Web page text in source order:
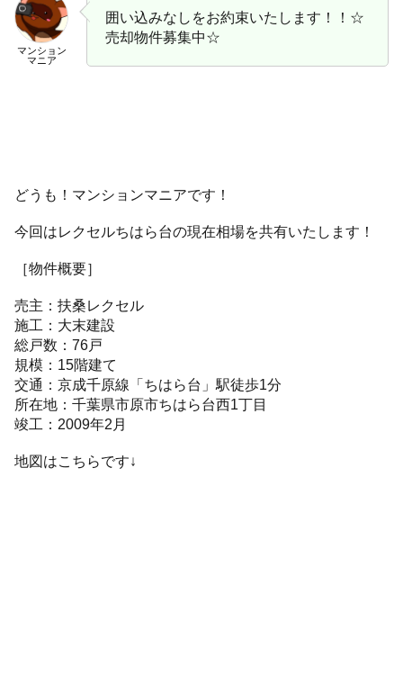
マンション
マニア
囲い込みなしをお約束いたします！！☆
売却物件募集中☆
どうも！マンションマニアです！
今回はレクセルちはら台の現在相場を共有いたします！
［物件概要］
売主：扶桑レクセル
施工：大末建設
総戸数：76戸
規模：15階建て
交通：京成千原線「ちはら台」駅徒歩1分
所在地：千葉県市原市ちはら台西1丁目
竣工：2009年2月
地図はこちらです↓